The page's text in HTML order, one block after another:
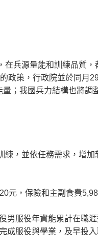
兵源量能和訓練品質
政策，行政院並於同月
；我國兵力結構也將調
練，並依任務需求，增
元，保險和主副食費
男服役年資能累計在職涯
成服役與學業，及早投